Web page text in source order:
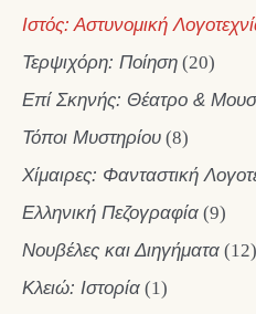
Ιστός: Αστυνομική
Τερψιχόρη: Ποίηση (20)
Επί Σκηνής: Θέατρο &
Τόποι Μυστηρίου (8)
Χίμαιρες: Φανταστική
Ελληνική Πεζογραφία (9)
Νουβέλες και Διηγήματα (12)
Κλειώ: Ιστορία (1)